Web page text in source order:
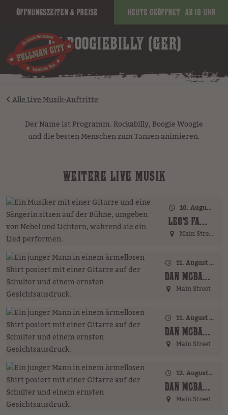
Öffnungszeiten & Preise Heute geöffnet ab 10 Uhr
image
DJ BOOGIEBILLY (GER)
Alle Live Musik-Auftritte
Der Name ist Programm. Rockabilly, Boogie Woogie
und die besten Menschen zum Tanzen animieren.
WEITERE LIVE MUSIK
10. August 2026 · 18:00 Uhr
LEO'S FAMILY (GER)
Main Street
11. August 2026 · 17:00 Uhr – 18:00 Uhr
DAN MCBAKER (GER)
Main Street
11. August 2026 · 20:00 Uhr
DAN MCBAKER (GER)
Main Street
12. August 2026 · 17:00 Uhr – 18:00 Uhr
DAN MCBAKER (GER)
Main Street